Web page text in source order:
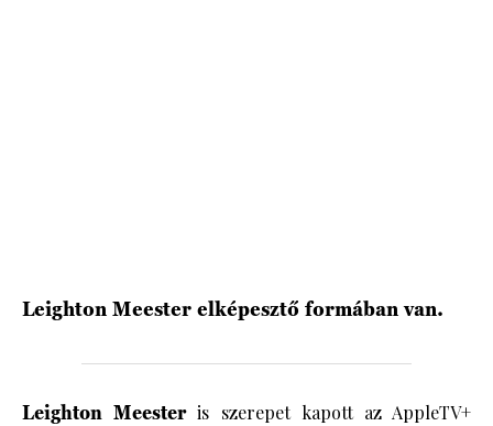
Leighton Meester elképesztő formában van.
Leighton Meesteris szerepet kapott az AppleTV+